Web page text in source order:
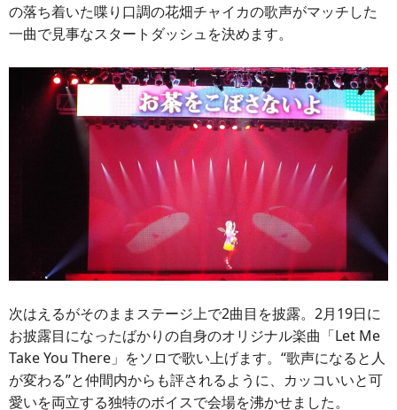
の落ち着いた喋り口調の花畑チャイカの歌声がマッチした
一曲で見事なスタートダッシュを決めます。
次はえるがそのままステージ上で2曲目を披露。2月19日に
お披露目になったばかりの自身のオリジナル楽曲「Let Me
Take You There」をソロで歌い上げます。“歌声になると人
が変わる”と仲間内からも評されるように、カッコいいと可
愛いを両立する独特のボイスで会場を沸かせました。